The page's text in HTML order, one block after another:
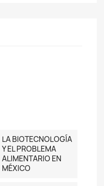
LA BIOTECNOLOGÍA
Y EL PROBLEMA
ALIMENTARIO EN
MÉXICO